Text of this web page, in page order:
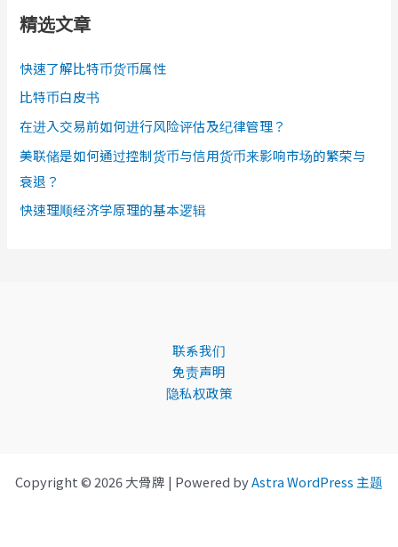
精选文章
快速了解比特币货币属性
比特币白皮书
在进入交易前如何进行风险评估及纪律管理？
美联储是如何通过控制货币与信用货币来影响市场的繁荣与
衰退？
快速理顺经济学原理的基本逻辑
联系我们
免责声明
隐私权政策
Copyright © 2026 大骨牌 | Powered byAstra WordPress 主题